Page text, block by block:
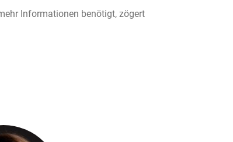
Informationen benötigt, zögert